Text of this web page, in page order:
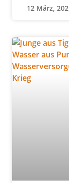
12 März,